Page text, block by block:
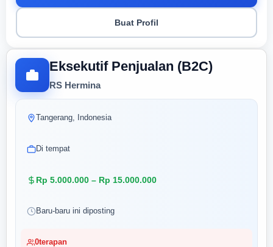
Eksekutif Penjualan (B2C)
RS Hermina
Tangerang, Indonesia
Di tempat
Rp 5.000.000 – Rp 15.000.000
Baru-baru ini diposting
0terapan
Buat Profil